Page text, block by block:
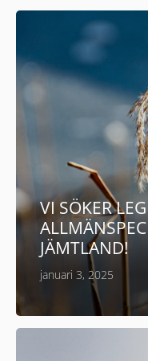
VI SÖKER
JÄMTLAND!
januari 3, 2025